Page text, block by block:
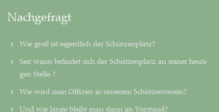
Nachgefragt
Wie groß ist eigentlich der Schützenplatz?
Seit wann befindet sich der Schützenplatz an seiner heu­ti­
gen Stelle ?
Wie wird man Offizier in unserem Schützenverein?
Und wie lange bleibt man dann im Vorstand?